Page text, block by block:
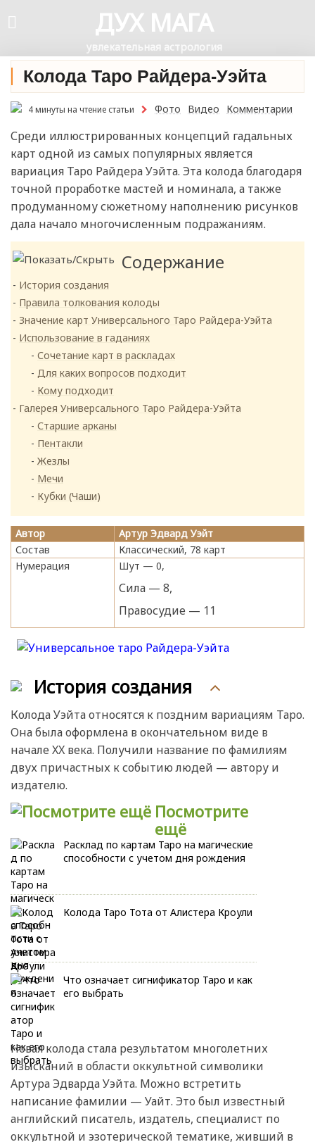
ДУХ МАГА
увлекательная астрология
Колода Таро Райдера-Уэйта
4 минуты на чтение статьи Фото Видео Комментарии
Среди иллюстрированных концепций гадальных
карт одной из самых популярных является
вариация Таро Райдера Уэйта. Эта колода благодаря
точной проработке мастей и номинала, а также
продуманному сюжетному наполнению рисунков
дала начало многочисленным подражаниям.
Содержание
История создания
Правила толкования колоды
Значение карт Универсального Таро Райдера-Уэйта
Использование в гаданиях
Сочетание карт в раскладах
Для каких вопросов подходит
Кому подходит
Галерея Универсального Таро Райдера-Уэйта
Старшие арканы
Пентакли
Жезлы
Мечи
Кубки (Чаши)
Автор
Артур Эдвард Уэйт
Состав
Классический, 78 карт
Нумерация
Шут — 0,
Сила — 8,
Правосудие — 11
История создания
Колода Уэйта относятся к поздним вариациям Таро.
Она была оформлена в окончательном виде в
начале XX века. Получили название по фамилиям
двух причастных к событию людей — автору и
издателю.
Посмотрите
ещё
Расклад по картам Таро на магические
способности с учетом дня рождения
Колода Таро Тота от Алистера Кроули
Что означает сигнификатор Таро и как
его выбрать
Новая колода стала результатом многолетних
изысканий в области оккультной символики
Артура Эдварда Уэйта. Можно встретить
написание фамилии — Уайт. Это был известный
английский писатель, издатель, специалист по
оккультной и эзотерической тематике, живший в